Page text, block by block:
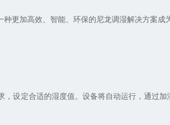
更加高效、智能、环保的尼龙调湿解决方案成
设定合适的湿度值。设备将自动运行，通过加